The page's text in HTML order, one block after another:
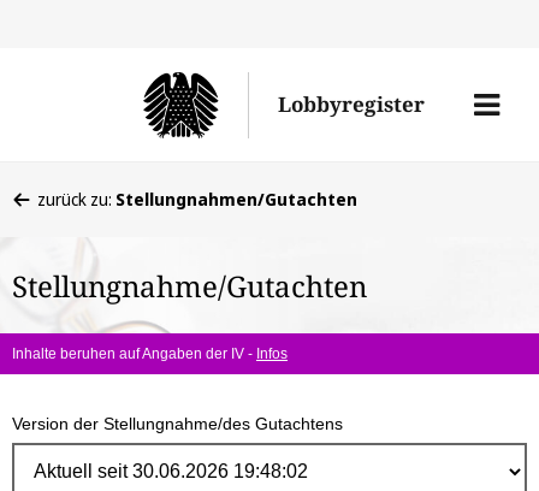
Lobbyregister
Menü
befinden
hier:
zurück zu: Stellungnahmen/Gutachten
Stellungnahme/Gutachten
Inhalte beruhen auf Angaben der IV - Infos
Version der Stellungnahme/des Gutachtens